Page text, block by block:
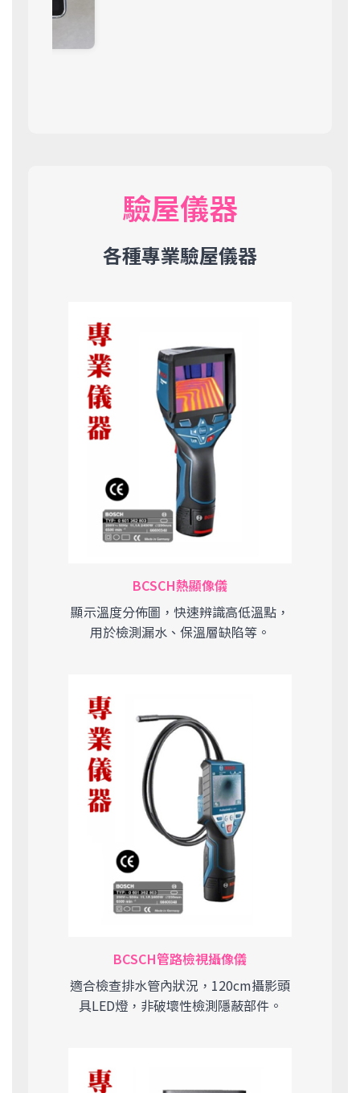
驗屋儀器
各種專業驗屋儀器
BCSCH熱顯像儀
顯示溫度分佈圖，快速辨識高低溫點，
用於檢測漏水、保溫層缺陷等。
BCSCH管路檢視攝像儀
適合檢查排水管內狀況，120cm攝影頭
具LED燈，非破壞性檢測隱蔽部件。